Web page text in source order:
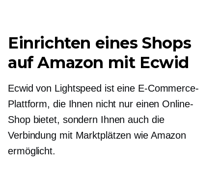
Einrichten eines Shops
auf Amazon mit Ecwid
Ecwid von Lightspeed ist eine E-Commerce-
Plattform, die Ihnen nicht nur einen Online-
Shop bietet, sondern Ihnen auch die
Verbindung mit Marktplätzen wie Amazon
ermöglicht.